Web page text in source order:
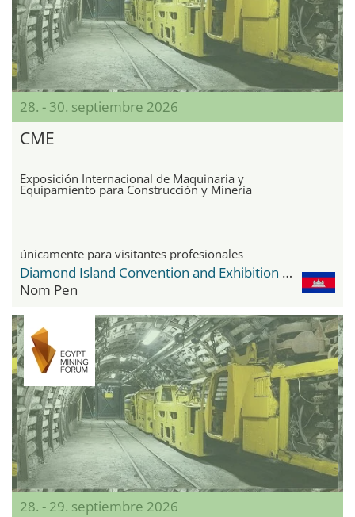
28. - 30. septiembre 2026
CME
Exposición Internacional de Maquinaria y
Equipamiento para Construcción y Minería
únicamente para visitantes profesionales
Diamond Island Convention and Exhibition Center
Nom Pen
28. - 29. septiembre 2026